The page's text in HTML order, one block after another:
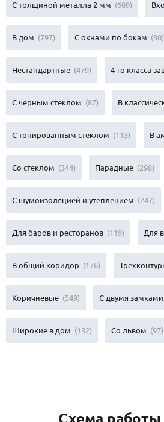
С толщиной металла 2 мм (609)
В дом (797) С окнами по бокам (30)
Нестандартные (479) 4-го класса
С черным стеклом (87) В
С тонированным стеклом (113) В
Со стеклом (344) Парадные (298)
С шумоизоляцией и утеплением (747)
Для баров и ресторанов (119) Для
В общий коридор (176)
Коричневые (549) С двумя замками
Широкие в дом (132) Со львом (97)
Схема работы